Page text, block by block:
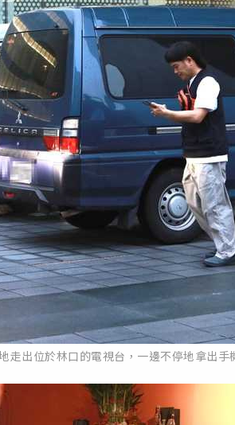
走出位於林口的電視台，一邊不停地拿出手